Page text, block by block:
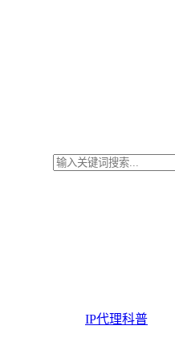
IP代理科普